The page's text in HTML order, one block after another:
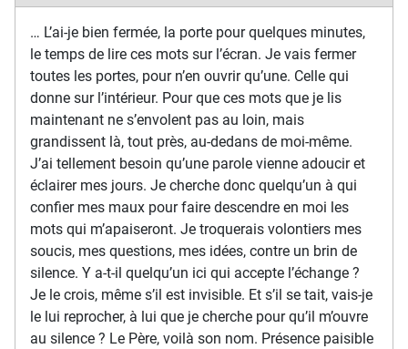
… L’ai-je bien fermée, la porte pour quelques minutes,
le temps de lire ces mots sur l’écran. Je vais fermer
toutes les portes, pour n’en ouvrir qu’une. Celle qui
donne sur l’intérieur. Pour que ces mots que je lis
maintenant ne s’envolent pas au loin, mais
grandissent là, tout près, au-dedans de moi-même.
J’ai tellement besoin qu’une parole vienne adoucir et
éclairer mes jours. Je cherche donc quelqu’un à qui
confier mes maux pour faire descendre en moi les
mots qui m’apaiseront. Je troquerais volontiers mes
soucis, mes questions, mes idées, contre un brin de
silence. Y a-t-il quelqu’un ici qui accepte l’échange ?
Je le crois, même s’il est invisible. Et s’il se tait, vais-je
le lui reprocher, à lui que je cherche pour qu’il m’ouvre
au silence ? Le Père, voilà son nom. Présence paisible